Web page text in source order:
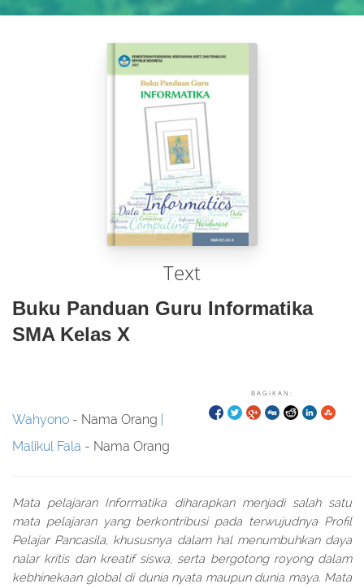
Text
Buku Panduan Guru Informatika
SMA Kelas X
BAGIKAN:
Wahyono - Nama Orang
Malikul Fala - Nama Orang
Mata pelajaran Informatika diharapkan menjadi salah satu
mata pelajaran yang berkontribusi pada terwujudnya Profil
Pelajar Pancasila, khususnya dalam hal menumbuhkan daya
nalar kritis dan kreatif siswa, serta bergotong royong dalam
kebhinekaan global di dunia nyata maupun dunia maya. Mata